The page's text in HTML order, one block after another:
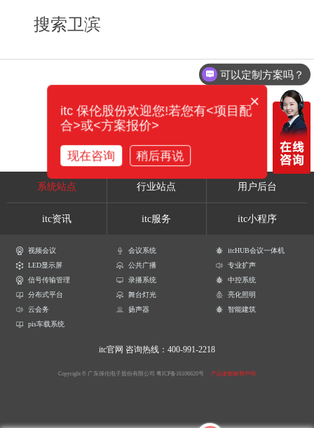
搜索卫滨
系统站点 行业站点 用户后台
itc资讯 itc服务 itc小程序
视频会议 会议系统
itcHUB会议一体机
LED显示屏
公共广播
专业扩声
信号传输管理
录播系统
中控系统
分布式平台
舞台灯光
亮化照明
云会务
扬声器
智能建筑
pis车载系统
itc官网 咨询热线：400-991-2218
Copyright © 广东保伦电子股份有限公司 粤ICP备16106620号 产品参数解释声明
可以定制方案吗？
×
itc 保伦股份欢迎您!若您有<项目配
合>或<方案报价>
现在咨询 稍后再说